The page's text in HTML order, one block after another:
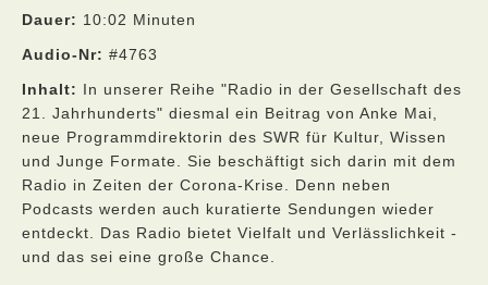
Dauer: 10:02 Minuten
Audio-Nr: #4763
Inhalt: In unserer Reihe "Radio in der Gesellschaft des
21. Jahrhunderts" diesmal ein Beitrag von Anke Mai,
neue Programmdirektorin des SWR für Kultur, Wissen
und Junge Formate. Sie beschäftigt sich darin mit dem
Radio in Zeiten der Corona-Krise. Denn neben
Podcasts werden auch kuratierte Sendungen wieder
entdeckt. Das Radio bietet Vielfalt und Verlässlichkeit -
und das sei eine große Chance.